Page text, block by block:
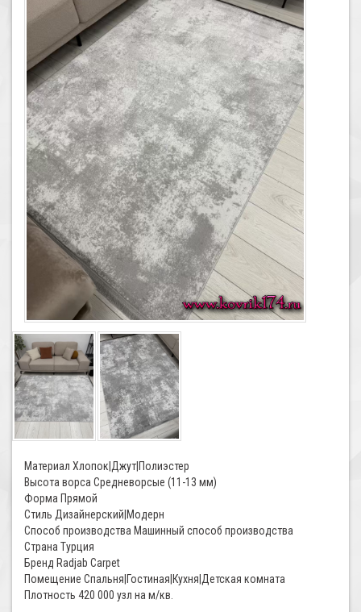
Материал Хлопок|Джут|Полиэстер
Высота ворса Средневорсые (11-13 мм)
Форма Прямой
Стиль Дизайнерский|Модерн
Способ производства Машинный способ производства
Страна Турция
Бренд Radjab Carpet
Помещение Спальня|Гостиная|Кухня|Детская комната
Плотность 420 000 узл на м/кв.